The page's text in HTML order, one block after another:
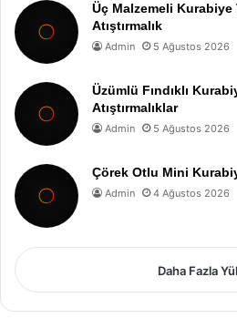
Üç Malzemeli
Atıştırmalık
Admin 5 Ağustos 2026
Üzümlü Fındıklı
Atıştırmalıklar
Admin 5 Ağustos 2026
Çörek Otlu Mini
Admin 4 Ağustos 2026
Daha Fazla